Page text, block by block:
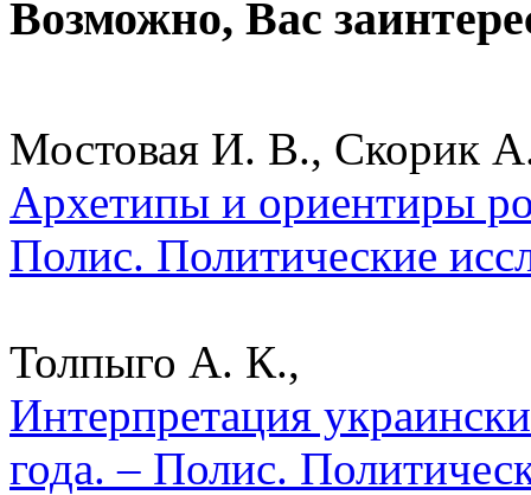
Возможно, Вас
Мостовая И. В., Скорик
Архетипы и ориентиры
Полис. Политические
Толпыго А. К.,
Интерпретация
года. – Полис.